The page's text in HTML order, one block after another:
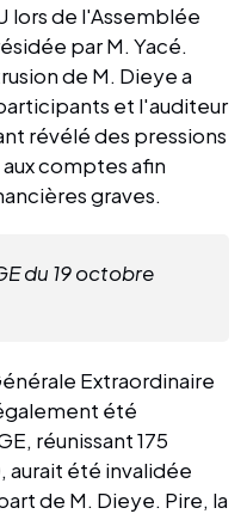
lors de l'Assemblée
par M. Yacé.
de M. Dieye a
et l'auditeur
révélé des pressions
comptes afin
graves.
du 19 octobre
Extraordinaire
été
réunissant 175
aurait été invalidée
de M. Dieye. Pire, la